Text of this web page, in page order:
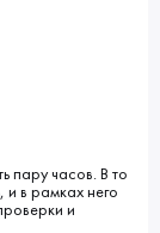
пару часов. В то
и в рамках него
и